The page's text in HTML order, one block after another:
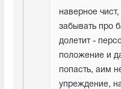
наверное
забывать про
долетит -
положение и
попасть, аим
упреждение,